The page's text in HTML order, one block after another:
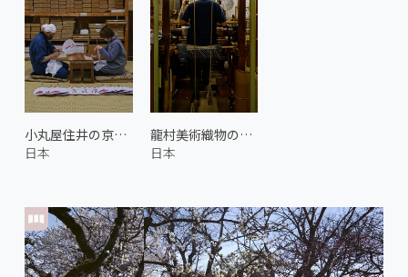
小丸屋住井の京丸うちわ 3
日本
龍村美術織物の機織り
日本